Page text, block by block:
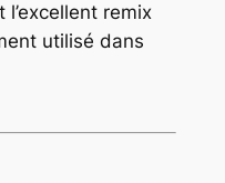
remix
utilisé dans